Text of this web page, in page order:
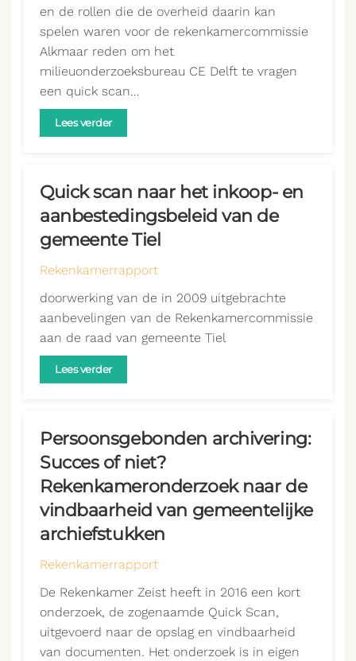
en de rollen die de overheid daarin kan
spelen waren voor de rekenkamercommissie
Alkmaar reden om het
milieuonderzoeksbureau CE Delft te vragen
een quick scan…
Lees verder
Quick scan naar het inkoop- en
aanbestedingsbeleid van de
gemeente Tiel
Rekenkamerrapport
doorwerking van de in 2009 uitgebrachte
aanbevelingen van de Rekenkamercommissie
aan de raad van gemeente Tiel
Lees verder
Persoonsgebonden archivering:
Succes of niet?
Rekenkameronderzoek naar de
vindbaarheid van gemeentelijke
archiefstukken
Rekenkamerrapport
De Rekenkamer Zeist heeft in 2016 een kort
onderzoek, de zogenaamde Quick Scan,
uitgevoerd naar de opslag en vindbaarheid
van documenten. Het onderzoek is in eigen